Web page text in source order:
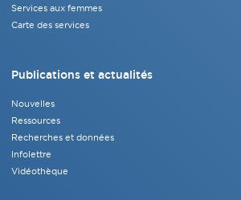
Services aux femmes
Carte des services
Publications et actualités
Nouvelles
Ressources
Recherches et données
Infolettre
Vidéothèque